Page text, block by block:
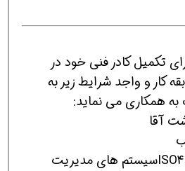
تکمیل کادر فنی خود در
کار و واجد شرایط زیر به
همکاری می نماید:
آقا
تسلط به استاندارد ISO45001سیستم های مدیریت